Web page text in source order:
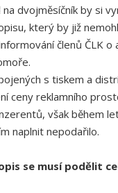
na dvojměsíčník by si
který by již
členů ČLK o
s tiskem a
ceny reklamního
však během
naplnit nepodařilo.
se musí podělit